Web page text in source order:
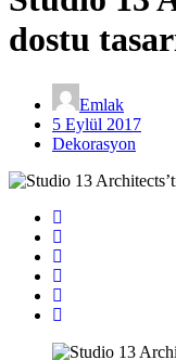
dostu
Emlak
5 Eylül 2017
Dekorasyon